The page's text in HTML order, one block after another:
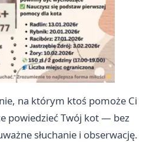
na którym ktoś pomoże Ci
powiedzieć Twój kot — bez
słuchanie i obserwację.